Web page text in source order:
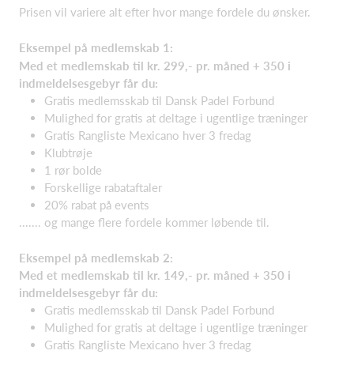
Prisen vil variere alt efter hvor mange fordele du ønsker.
Eksempel på medlemskab 1:
Med et medlemskab til kr. 299,- pr. måned + 350 i
indmeldelsesgebyr får du:
Gratis medlemsskab til Dansk Padel Forbund
Mulighed for gratis at deltage i ugentlige træninger
Gratis Rangliste Mexicano hver 3 fredag
Klubtrøje
1 rør bolde
Forskellige rabataftaler
20% rabat på events
....... og mange flere fordele kommer løbende til.
Eksempel på medlemskab 2:
Med et medlemskab til kr. 149,- pr. måned + 350 i
indmeldelsesgebyr får du:
Gratis medlemsskab til Dansk Padel Forbund
Mulighed for gratis at deltage i ugentlige træninger
Gratis Rangliste Mexicano hver 3 fredag